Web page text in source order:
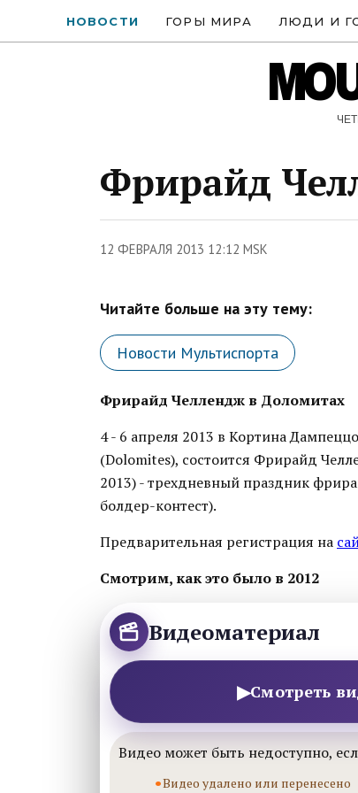
НОВОСТИ ГОРЫ МИРА ЛЮДИ И
Фрирайд
12 ФЕВРАЛЯ 2013 12:12 MSK
Читайте больше на эту тему:
Новости Мультиспорта
Фрирайд Челлендж в Доломитах
4 - 6 апреля 2013 в Кортина
(Dolomites), состоится Фрирайд
2013) - трехдневный праздник
болдер-контест).
Предварительная регистрация на
Смотрим, как это было в 2012
Видеоматериал
▶Смотреть
Видео может быть недоступно,
Видео удалено или перенесено